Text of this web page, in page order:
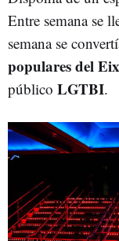
Entre semana se
semana se
populares del
público LGTBI.